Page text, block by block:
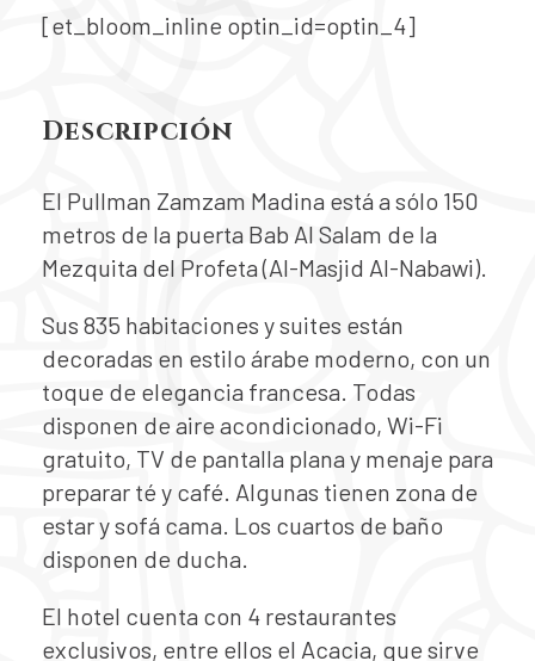
[et_bloom_inline optin_id=optin_4]
Descripción
El Pullman Zamzam Madina está a sólo 150
metros de la puerta Bab Al Salam de la
Mezquita del Profeta (Al-Masjid Al-Nabawi).
Sus 835 habitaciones y suites están
decoradas en estilo árabe moderno, con un
toque de elegancia francesa. Todas
disponen de aire acondicionado, Wi-Fi
gratuito, TV de pantalla plana y menaje para
preparar té y café. Algunas tienen zona de
estar y sofá cama. Los cuartos de baño
disponen de ducha.
El hotel cuenta con 4 restaurantes
exclusivos, entre ellos el Acacia, que sirve